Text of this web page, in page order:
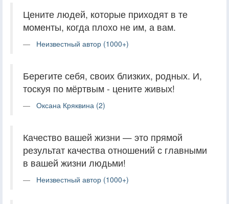
Цените людей, которые приходят в те
моменты, когда плохо не им, а вам.
Неизвестный автор (1000+)
Берегите себя, своих близких, родных. И,
тоскуя по мёртвым - цените живых!
Оксана Кряквина (2)
Качество вашей жизни — это прямой
результат качества отношений с главными
в вашей жизни людьми!
Неизвестный автор (1000+)